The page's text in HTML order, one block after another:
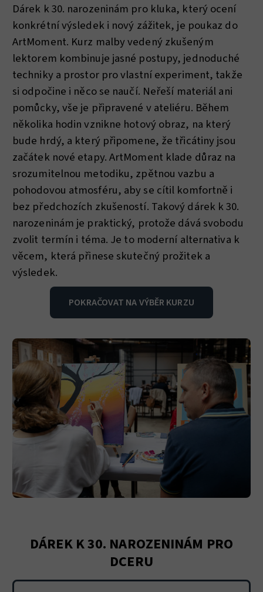
Dárek k 30. narozeninám pro kluka, který ocení
konkrétní výsledek i nový zážitek, je poukaz do
ArtMoment. Kurz malby vedený zkušeným
lektorem kombinuje jasné postupy, jednoduché
techniky a prostor pro vlastní experiment, takže
si odpočine i něco se naučí. Neřeší materiál ani
pomůcky, vše je připravené v ateliéru. Během
několika hodin vznikne hotový obraz, na který
bude hrdý, a který připomene, že třicátiny jsou
začátek nové etapy. ArtMoment klade důraz na
srozumitelnou metodiku, zpětnou vazbu a
pohodovou atmosféru, aby se cítil komfortně i
bez předchozích zkušeností. Takový dárek k 30.
narozeninám je praktický, protože dává svobodu
zvolit termín i téma. Je to moderní alternativa k
věcem, která přinese skutečný prožitek a
výsledek.
POKRAČOVAT NA VÝBĚR KURZU
DÁREK K 30. NAROZENINÁM PRO
DCERU